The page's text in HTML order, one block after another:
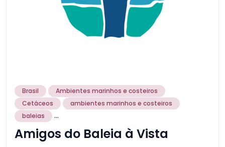
Brasil
Ambientes marinhos e costeiros
Cetáceos
ambientes marinhos e costeiros
baleias
...
Amigos do Baleia à Vista